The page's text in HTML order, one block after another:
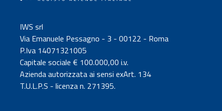
IWS srl
Via Emanuele Pessagno - 3 - 00122 - Roma
P.Iva 14071321005
Capitale sociale € 100.000,00 i.v.
Azienda autorizzata ai sensi exArt. 134
T.U.L.P.S - licenza n. 271395.